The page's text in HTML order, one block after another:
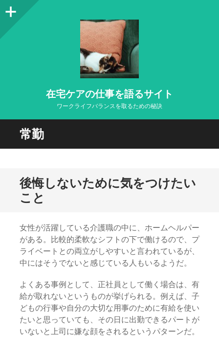
在宅ケアの仕事を語るサイト
ワークライフバランスを取るための秘訣
常勤
後悔しないために気をつけたい
こと
女性が活躍している介護職の中に、ホームヘルパー
がある。比較的柔軟なシフトの下で働けるので、プ
ライベートとの両立がしやすいと言われているが、
中にはそうでないと感じている人もいるようだ。
よくある事例として、正社員として働く場合は、有
給が取れないというものが挙げられる。例えば、子
どもの行事や自分の大切な用事のために有給を使い
たいと思っていても、その日に出勤できるパートが
いないと上司に嫌な顔をされるというパターンだ。